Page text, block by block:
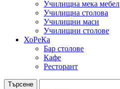
Училищна мека мебел
Училищна столова
Училищни маси
Училищни столове
ХоРеКа
Бар столове
Кафе
Ресторант
Търсене